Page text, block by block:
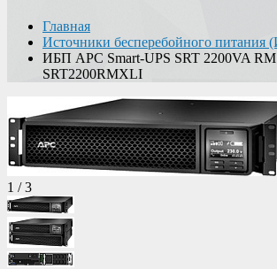
Главная
Источники бесперебойного питания
ИБП APC Smart-UPS SRT 2200VA
SRT2200RMXLI
1 /3